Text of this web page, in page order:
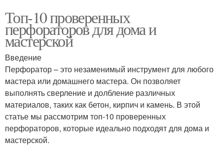
Топ-10 проверенных
перфораторов для дома и
мастерской
Введение
Перфоратор – это незаменимый инструмент для любого
мастера или домашнего мастера. Он позволяет
выполнять сверление и долбление различных
материалов, таких как бетон, кирпич и камень. В этой
статье мы рассмотрим топ-10 проверенных
перфораторов, которые идеально подходят для дома и
мастерской.